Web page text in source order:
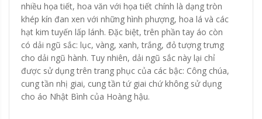
nhiều họa tiết, hoa văn với họa tiết chính là dạng tròn
khép kín đan xen với những hình phượng, hoa lá và các
hạt kim tuyến lấp lánh. Đặc biệt, trên phần tay áo còn
có dải ngũ sắc: lục, vàng, xanh, trắng, đỏ tượng trưng
cho dải ngũ hành. Tuy nhiên, dải ngũ sắc này lại chỉ
được sử dụng trên trang phục của các bậc: Công chúa,
cung tần nhị giai, cung tần tứ giai chứ không sử dụng
cho áo Nhật Bình của Hoàng hậu.